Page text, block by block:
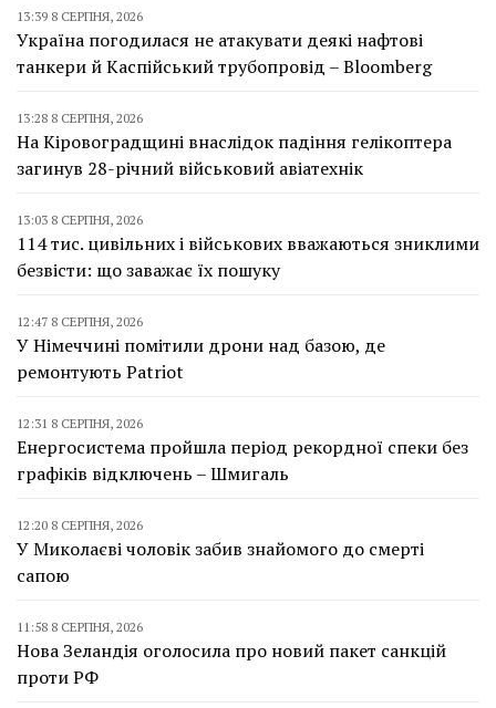
13:39 8 СЕРПНЯ, 2026
Україна погодилася не атакувати деякі нафтові
танкери й Каспійський трубопровід – Bloomberg
13:28 8 СЕРПНЯ, 2026
На Кіровоградщині внаслідок падіння гелікоптера
загинув 28-річний військовий авіатехнік
13:03 8 СЕРПНЯ, 2026
114 тис. цивільних і військових вважаються зниклими
безвісти: що заважає їх пошуку
12:47 8 СЕРПНЯ, 2026
У Німеччині помітили дрони над базою, де
ремонтують Patriot
12:31 8 СЕРПНЯ, 2026
Енергосистема пройшла період рекордної спеки без
графіків відключень – Шмигаль
12:20 8 СЕРПНЯ, 2026
У Миколаєві чоловік забив знайомого до смерті
сапою
11:58 8 СЕРПНЯ, 2026
Нова Зеландія оголосила про новий пакет санкцій
проти РФ